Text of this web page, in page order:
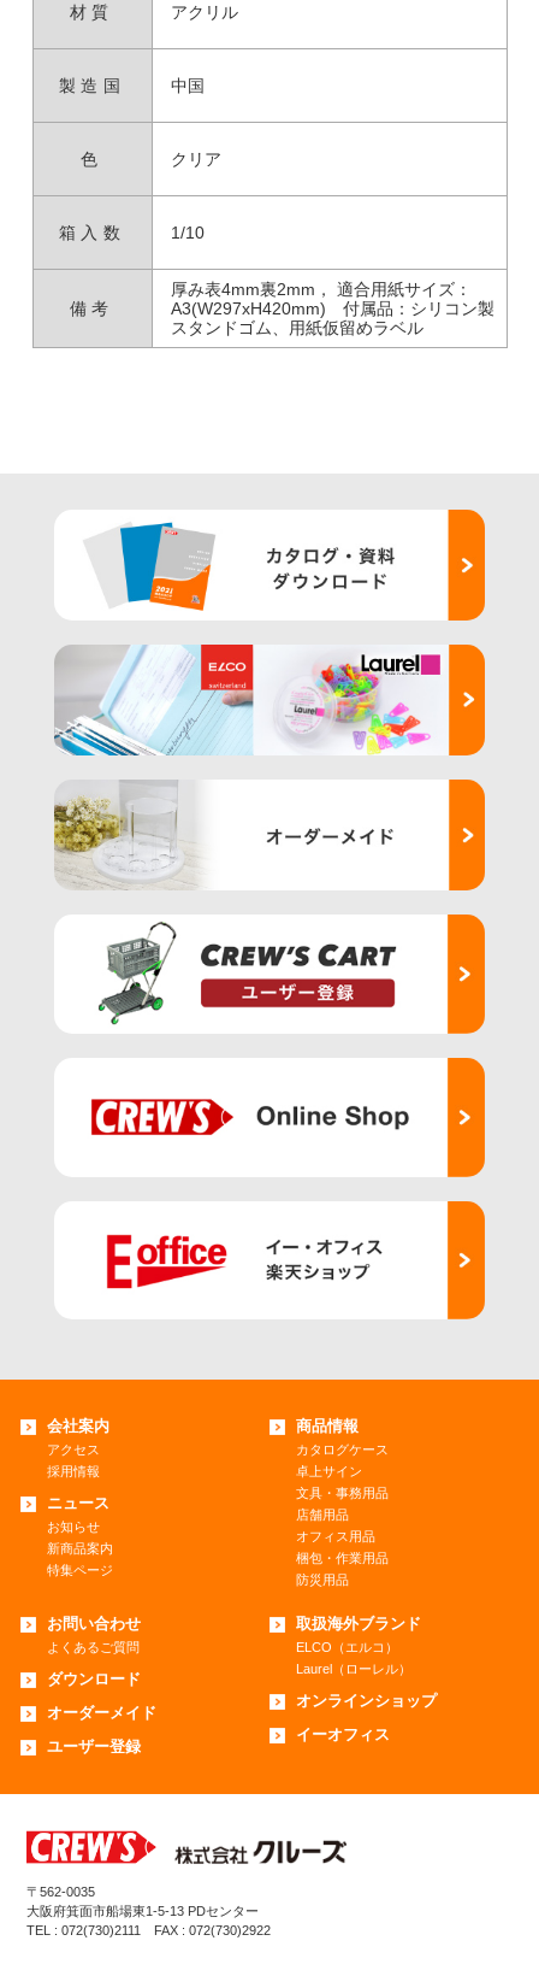
材質 アクリル
製造国 中国
色 クリア
箱入数 1/10
備考
厚み表4mm裏2mm， 適合用紙サイズ：
A3(W297xH420mm) 付属品：シリコン製
スタンドゴム、用紙仮留めラベル
会社案内
アクセス
採用情報
ニュース
お知らせ
新商品案内
特集ページ
商品情報
カタログケース
卓上サイン
文具・事務用品
店舗用品
オフィス用品
梱包・作業用品
防災用品
お問い合わせ
よくあるご質問
ダウンロード
オーダーメイド
ユーザー登録
取扱海外ブランド
ELCO（エルコ）
Laurel（ローレル）
オンラインショップ
イーオフィス
〒562-0035
大阪府箕面市船場東1-5-13 PDセンター
TEL : 072(730)2111 FAX : 072(730)2922